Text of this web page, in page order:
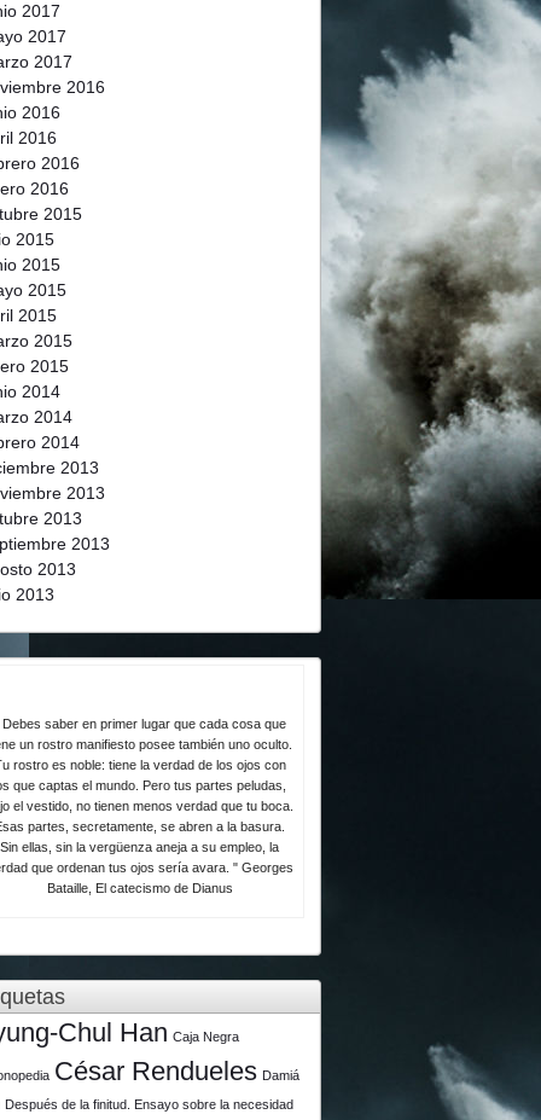
2017
2017
2017
2016
2016
2016
2016
2016
2015
2015
2015
2015
2015
2015
2015
2014
2014
2014
2013
2013
2013
2013
2013
2013
Debes saber en primer lugar que cada cosa que
un rostro manifiesto posee también uno oculto.
rostro es noble: tiene la verdad de los ojos con
que captas el mundo. Pero tus partes peludas,
el vestido, no tienen menos verdad que tu boca.
partes, secretamente, se abren a la basura.
Sin ellas, sin la vergüenza aneja a su empleo, la
que ordenan tus ojos sería avara. " Georges
Bataille, El catecismo de Dianus
Chul Han Caja Negra
César Rendueles Damiá
Después de la finitud. Ensayo sobre la necesidad